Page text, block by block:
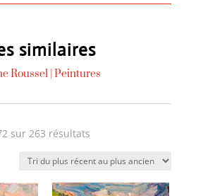
similaires
Roussel| Peintures
sur 263 résultatsTrié
plus
récent